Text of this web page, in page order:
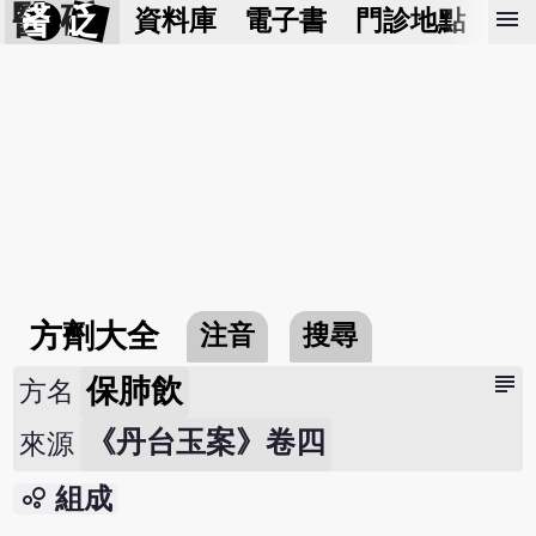
醫 砭 資料庫 電子書 門診地點 預
menu
方劑大全 注音 搜尋
subject
方名 保肺飲
來源 《丹台玉案》卷四
bubble_chart 組成